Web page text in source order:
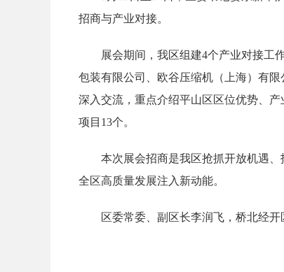
招商与产业对接。
展会期间，我区组建4个产业对接工
包装有限公司、欧谷压缩机（上海）有
深入交流，重点介绍平山区区位优势、
项目13个。
本次展会招商是我区抢抓开放机遇
全区高质量发展注入新动能。
区委常委、副区长李润飞，桥北经